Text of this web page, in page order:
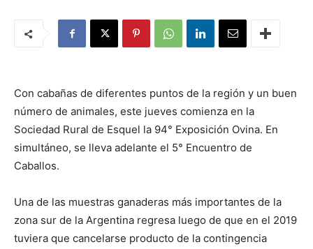
Con cabañas de diferentes puntos de la región y un buen
número de animales, este jueves comienza en la
Sociedad Rural de Esquel la 94° Exposición Ovina. En
simultáneo, se lleva adelante el 5° Encuentro de
Caballos.
Una de las muestras ganaderas más importantes de la
zona sur de la Argentina regresa luego de que en el 2019
tuviera que cancelarse producto de la contingencia